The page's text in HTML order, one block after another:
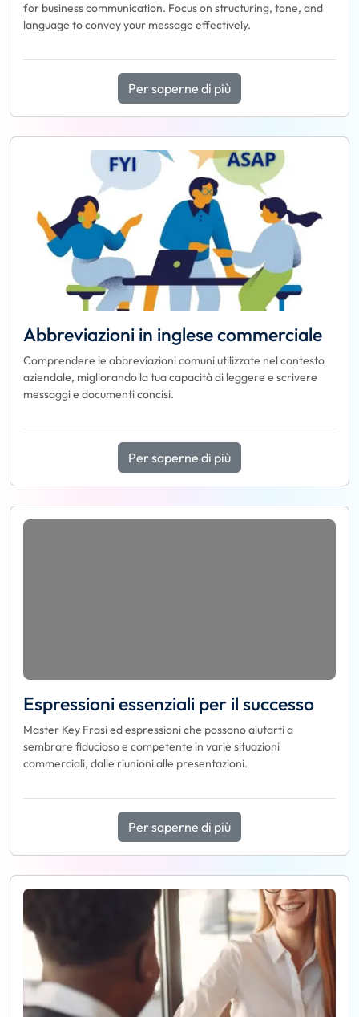
for business communication. Focus on structuring, tone, and
language to convey your message effectively.
Per saperne di più
Abbreviazioni in inglese commerciale
Comprendere le abbreviazioni comuni utilizzate nel contesto
aziendale, migliorando la tua capacità di leggere e scrivere
messaggi e documenti concisi.
Per saperne di più
Espressioni essenziali per il successo
Master Key Frasi ed espressioni che possono aiutarti a
sembrare fiducioso e competente in varie situazioni
commerciali, dalle riunioni alle presentazioni.
Per saperne di più